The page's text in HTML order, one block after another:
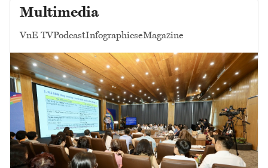
Multimedia
VnE TVPodcastInfographicseMagazine